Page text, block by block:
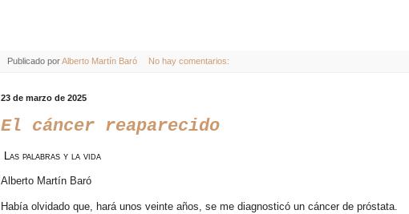
Publicado porAlberto Martín Baró No hay comentarios:
23 de marzo de 2025
El cáncer reaparecido
Las palabras y la vida
Alberto Martín Baró
Había olvidado que, hará unos veinte años, se me diagnosticó un cáncer de próstata.